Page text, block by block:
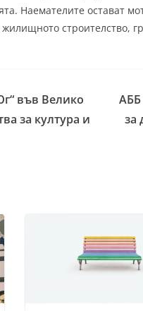
Наемателите остават
строителство,
във Велико
за култура и
АББ
за